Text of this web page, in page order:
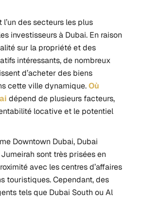
l’un des secteurs les plus
investisseurs à Dubai. En raison
sur la propriété et des
intéressants, de nombreux
d’acheter des biens
cette ville dynamique.Où
dépend de plusieurs facteurs,
locative et le potentiel
Downtown Dubai, Dubai
sont très prisées en
avec les centres d’affaires
touristiques. Cependant, des
tels que Dubai South ou Al